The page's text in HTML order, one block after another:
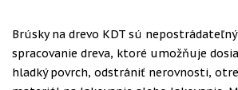
Brúsky na drevo KDT sú
spracovanie dreva, ktoré umožňuje
hladký povrch, odstrániť nerovnosti,